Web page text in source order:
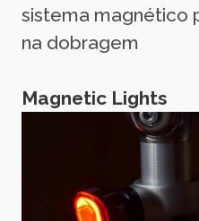
sistema magnético
na dobragem
Magnetic Lights